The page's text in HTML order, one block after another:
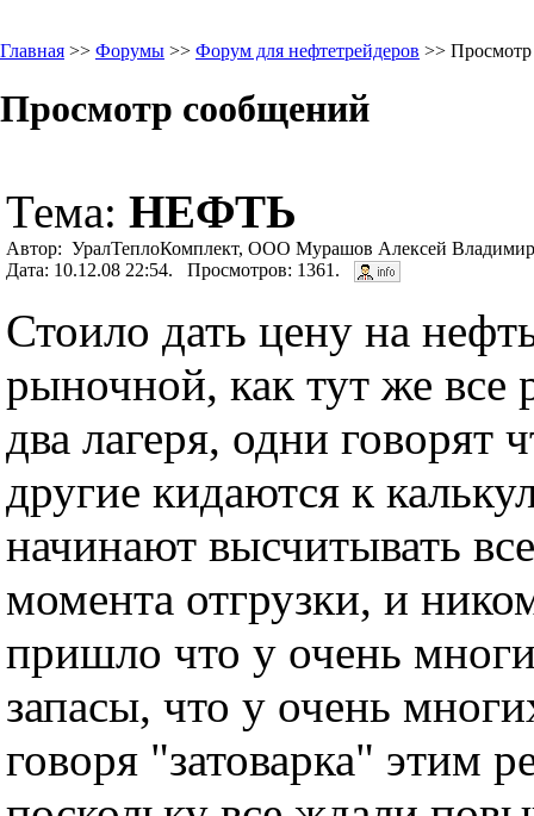
Главная >> Форумы >> Форум для нефтетрейдеров >>
Просмотр сообщений
Тема: НЕФТЬ
Автор: УралТеплоКомплект, ООО Мурашов Алексей
Дата: 10.12.08 22:54. Просмотров: 1361.
Стоило дать цену на
рыночной, как тут же все
два лагеря, одни говорят
другие кидаются к
начинают высчитывать
момента отгрузки, и
пришло что у очень
запасы, что у очень
говоря "затоварка" этим